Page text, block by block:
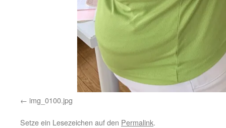
img_0100.jpg
Setze ein Lesezeichen auf den Permalink.